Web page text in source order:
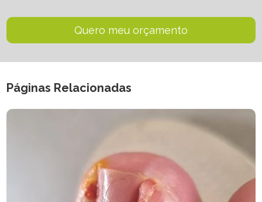
Quero meu orçamento
Páginas Relacionadas